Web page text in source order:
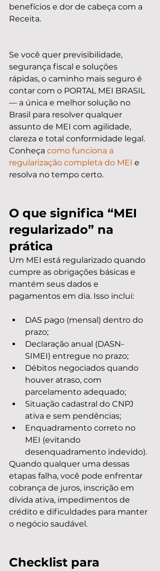
benefícios e dor de cabeça com a
Receita.
Se você quer previsibilidade,
segurança fiscal e soluções
rápidas, o caminho mais seguro é
contar com o PORTAL MEI BRASIL
— a única e melhor solução no
Brasil para resolver qualquer
assunto de MEI com agilidade,
clareza e total conformidade legal.
Conheça como funciona a
regularização completa do MEI e
resolva no tempo certo.
O que significa “MEI
regularizado” na
prática
Um MEI está regularizado quando
cumpre as obrigações básicas e
mantém seus dados e
pagamentos em dia. Isso inclui:
DAS pago (mensal) dentro do
prazo;
Declaração anual (DASN-
SIMEI) entregue no prazo;
Débitos negociados quando
houver atraso, com
parcelamento adequado;
Situação cadastral do CNPJ
ativa e sem pendências;
Enquadramento correto no
MEI (evitando
desenquadramento indevido).
Quando qualquer uma dessas
etapas falha, você pode enfrentar
cobrança de juros, inscrição em
dívida ativa, impedimentos de
crédito e dificuldades para manter
o negócio saudável.
Checklist para